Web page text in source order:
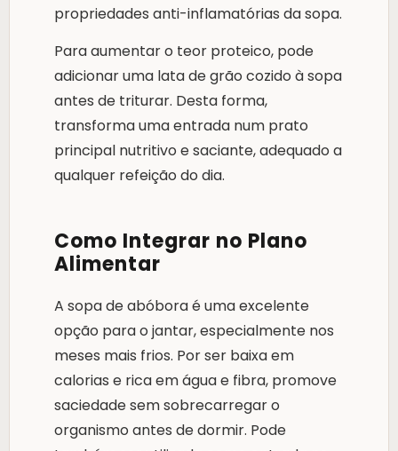
propriedades anti-inflamatórias da sopa.
Para aumentar o teor proteico, pode
adicionar uma lata de grão cozido à sopa
antes de triturar. Desta forma,
transforma uma entrada num prato
principal nutritivo e saciante, adequado a
qualquer refeição do dia.
Como Integrar no Plano
Alimentar
A sopa de abóbora é uma excelente
opção para o jantar, especialmente nos
meses mais frios. Por ser baixa em
calorias e rica em água e fibra, promove
saciedade sem sobrecarregar o
organismo antes de dormir. Pode